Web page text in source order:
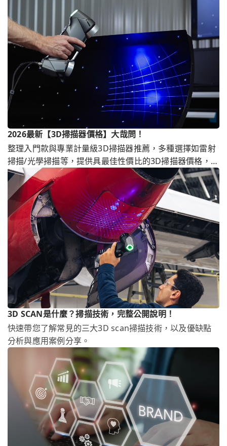
2026最新【3D掃描器價格】大哉問！
整理入門款與專業計量級3D掃描器推薦，多種選擇如雷射
掃描/光學掃描等，提供具最佳性價比的3D掃描器價格，另
有3D掃描代工服務，滿足客戶不同3D掃描價格需求。
3D SCAN是什麼？掃描技術，完整公開說明！
快速帶您了解常見的三大3D scan掃描技術，以及優缺點
分析與應用案例分享。